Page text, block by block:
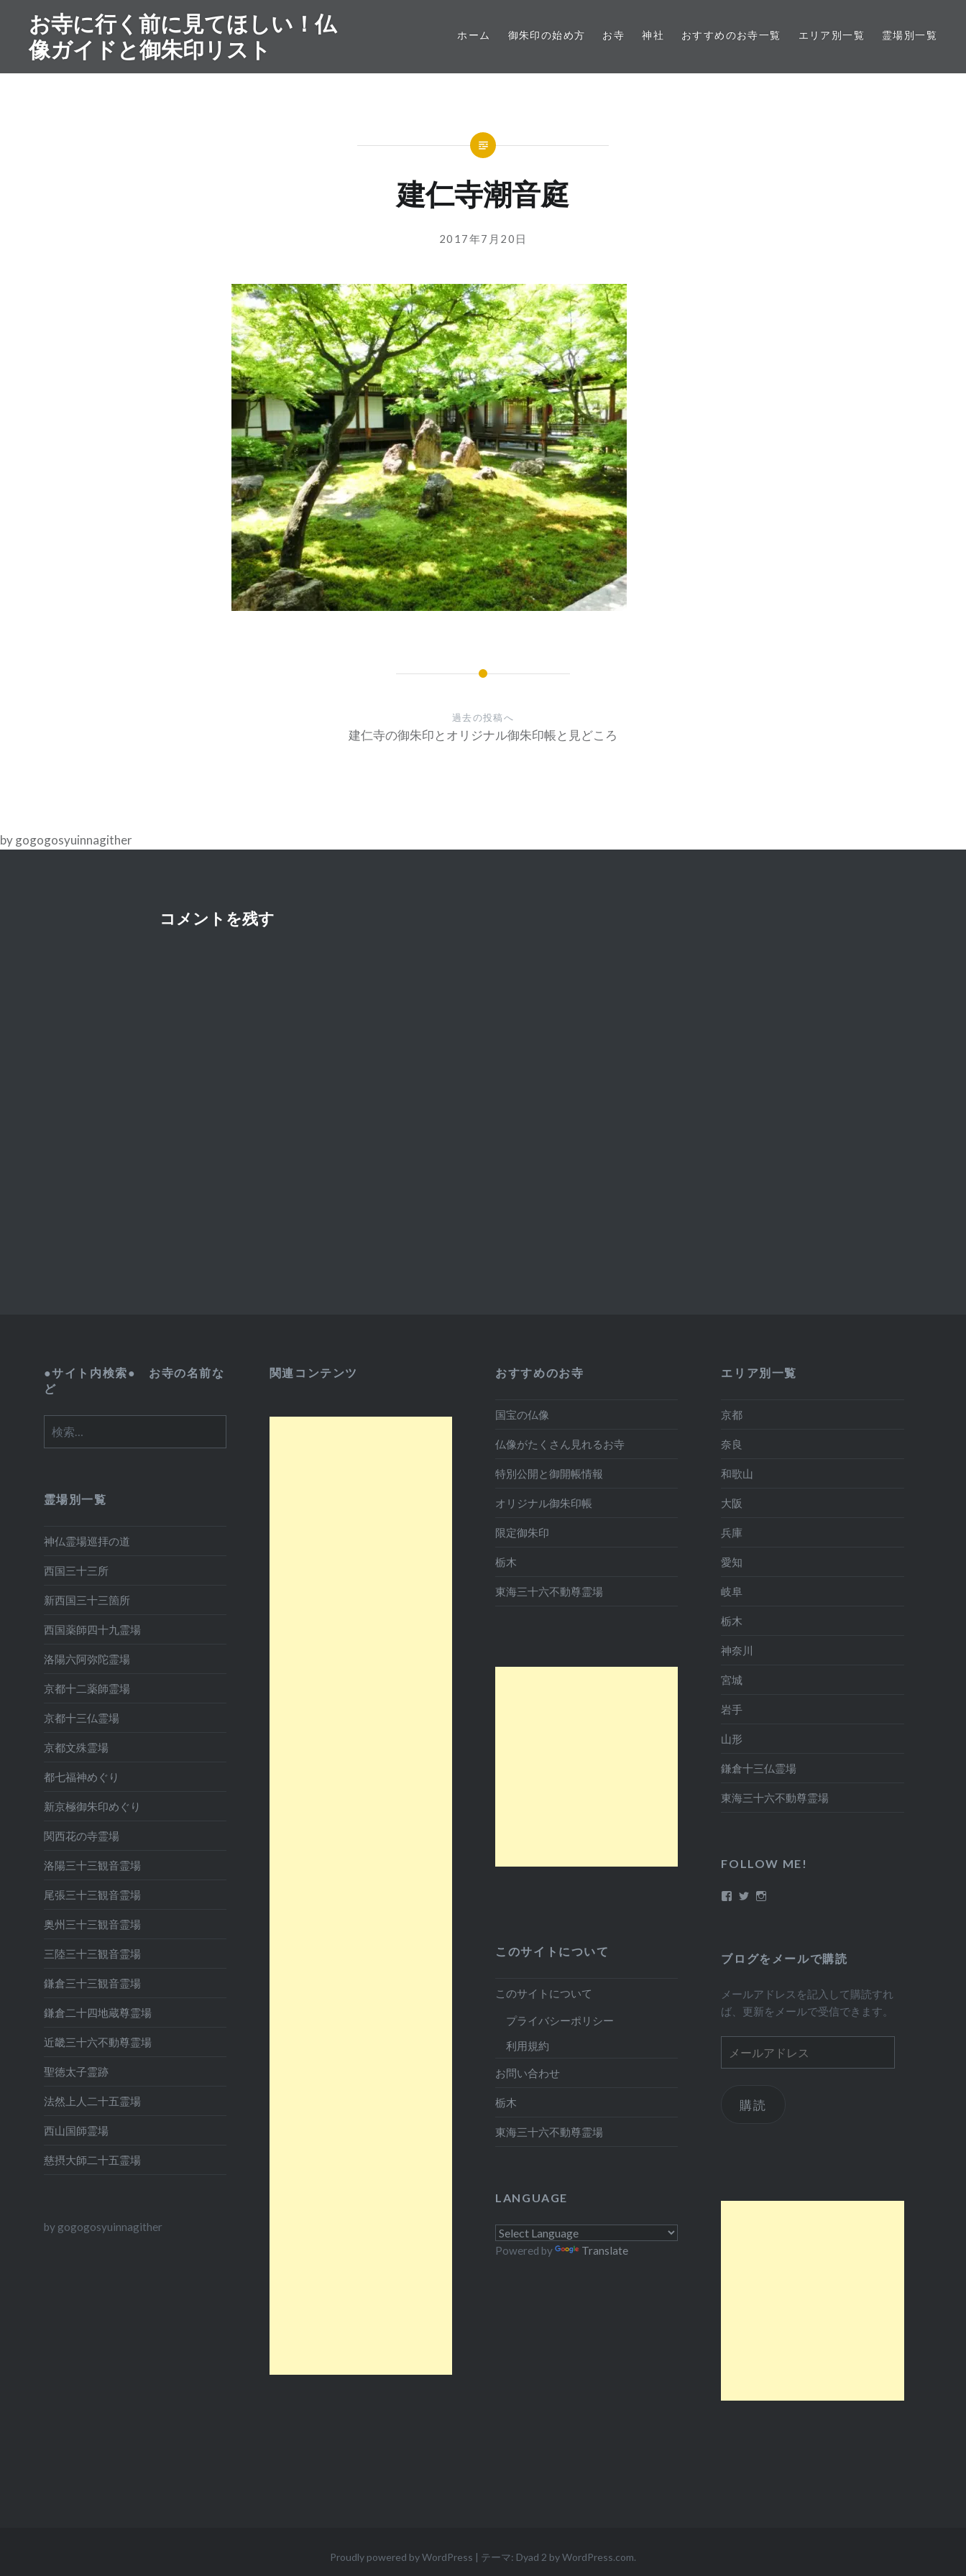
お寺に行く前に見てほしい！仏
像ガイドと御朱印リスト
ホーム 御朱印の始め方 お寺 神社 おすすめのお寺一覧 エリア別一覧 霊場別一覧
建仁寺潮音庭
投
GOSYUIN-
NAGITHER
投
2017年7月20日
シ
過去の投稿へ
建仁寺の御朱印とオリジナル御朱印帳と見どころ
by gogogosyuinnagither
コメントを残す
●サイト内検索● お寺の名前な
ど
索:
関連コンテンツ おすすめのお寺
国宝の仏像
仏像がたくさん見れるお寺
特別公開と御開帳情報
オリジナル御朱印帳
限定御朱印
栃木
東海三十六不動尊霊場
エリア別一覧
京都
奈良
和歌山
大阪
兵庫
愛知
岐阜
栃木
神奈川
宮城
岩手
山形
鎌倉十三仏霊場
東海三十六不動尊霊場
霊場別一覧
神仏霊場巡拝の道
西国三十三所
新西国三十三箇所
西国薬師四十九霊場
洛陽六阿弥陀霊場
京都十二薬師霊場
京都十三仏霊場
京都文殊霊場
都七福神めぐり
新京極御朱印めぐり
関西花の寺霊場
洛陽三十三観音霊場
尾張三十三観音霊場
奥州三十三観音霊場
三陸三十三観音霊場
鎌倉三十三観音霊場
鎌倉二十四地蔵尊霊場
近畿三十六不動尊霊場
聖徳太子霊跡
法然上人二十五霊場
西山国師霊場
慈摂大師二十五霊場
FOLLOW ME!
Facebook
TwitterInstagram
このサイトについて
このサイトについて
プライバシーポリシー
利用規約
お問い合わせ
栃木
東海三十六不動尊霊場
ブログをメールで購読
メールアドレスを記入して購読すれ
ば、更新をメールで受信できます。
ー
購読
LANGUAGE
Powered by Translate
by gogogosyuinnagither
Proudly powered by WordPress | テーマ: Dyad 2 byWordPress.com.